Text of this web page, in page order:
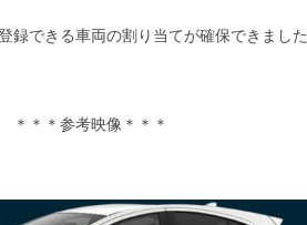
録できる車両の割り当てが確保できました
＊＊＊参考映像＊＊＊